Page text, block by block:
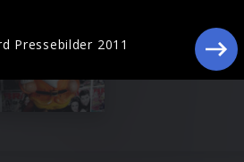
Pressebilder 2011